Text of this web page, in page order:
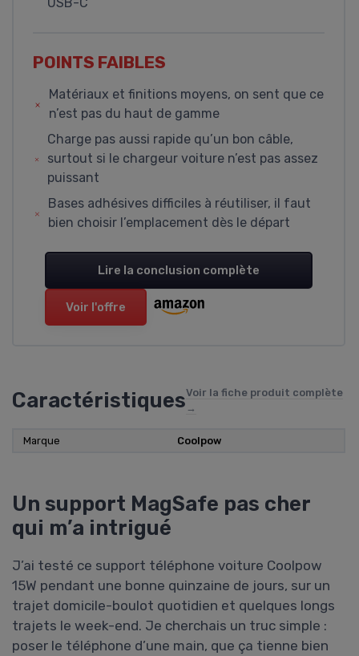
POINTS FAIBLES
Matériaux et finitions moyens, on sent que ce
n’est pas du haut de gamme
Charge pas aussi rapide qu’un bon câble,
surtout si le chargeur voiture n’est pas assez
puissant
Bases adhésives difficiles à réutiliser, il faut
bien choisir l’emplacement dès le départ
Lire la conclusion complète
Voir l'offre
CaractéristiquesVoir la fiche produit complète
→
Marque Coolpow
Un support MagSafe pas cher
qui m’a intrigué
J’ai testé ce support téléphone voiture Coolpow
15W pendant une bonne quinzaine de jours, sur un
trajet domicile-boulot quotidien et quelques longs
trajets le week-end. Je cherchais un truc simple :
poser le téléphone d’une main, que ça tienne bien